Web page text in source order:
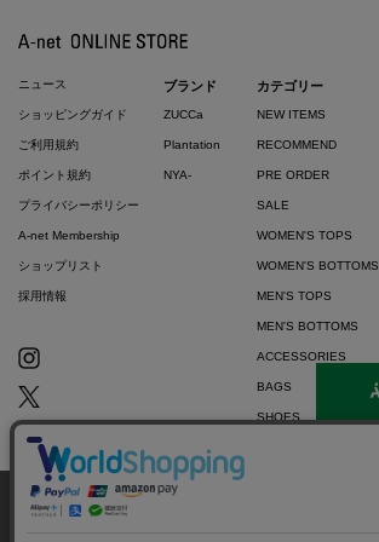
ニュース
ショッピングガイド
ご利用規約
ポイント規約
プライバシーポリシー
A-net Membership
ショップリスト
採用情報
ブランド
ZUCCa
Plantation
NYA-
カテゴリー
NEW ITEMS
RECOMMEND
PRE ORDER
SALE
WOMEN'S TOPS
WOMEN'S BOTTOMS
MEN'S TOPS
MEN'S BOTTOMS
ACCESSORIES
BAGS
SHOES
当サイトではお客様のウェブサイト体験を
より向上させる為にCookieを使用しており